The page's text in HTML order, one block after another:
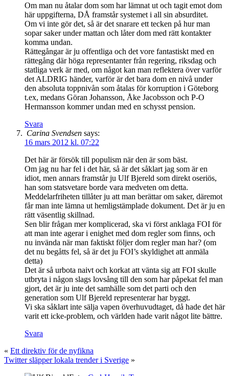
Om man nu åtalar dom som har lämnat ut och tagit emot dom
här uppgifterna, DÅ framstår systemet i all sin absurditet.
Om vi inte gör det, så är det snarare ett tecken på hur man
sopar saker under mattan och låter dom med rätt kontakter
komma undan.
Rättegångar är ju offentliga och det vore fantastiskt med en
rättegång där höga representanter från regering, riksdag och
statliga verk är med, om något kan man reflektera över varför
det ALDRIG händer, varför är det bara dom en nivå under
den absoluta toppnivån som åtalas för korruption i Göteborg
t.ex, medans Göran Johansson, Åke Jacobsson och P-O
Hermansson kommer undan med en schysst pension.
Svara
Carina Svendsen says:
16 mars 2012 kl. 07:22
Det här är försök till populism när den är som bäst.
Om jag nu har fel i det här, så är det såklart jag som är en
idiot, men annars framstår ju Ulf Bjereld som direkt oseriös,
han som statsvetare borde vara medveten om detta.
Meddelarfriheten tillåter ju att man berättar om saker, däremot
får man inte lämna ut hemligstämplade dokument. Det är ju en
rätt väsentlig skillnad.
Sen blir frågan mer komplicerad, ska vi först anklaga FOI för
att man inte agerar i enighet med dom regler som finns, och
nu invända när man faktiskt följer dom regler man har? (om
det nu begåtts fel, så är det ju FOI’s skyldighet att anmäla
detta)
Det är så urbota naivt och korkat att vänta sig att FOI skulle
utbryta i någon slags lovsång till den som har påpekat fel man
gjort, det är ju inte det samhälle som det parti och den
generation som Ulf Bjereld representerar har byggt.
Vi ska såklart inte sälja vapen överhuvudtaget, då hade det här
varit ett icke-problem, och världen hade varit något lite bättre.
Svara
« Ett direktiv för de nyfikna
Twitter släpper lokala trender i Sverige »